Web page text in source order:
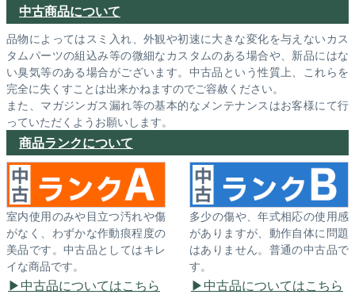
中古商品について
品物によってはスミ入れ、外観や初速に大きな変化を与えないカス
タムパーツの組込み等の微細なカスタムのある場合や、新品にはな
い臭気等のある場合がございます。中古品という性質上、これらを
完全に失くすことは出来かねますのでご容赦ください。
また、マガジンガス漏れ等の基本的なメンテナンスはお客様にて行
っていただくようお願いします。
商品ランクについて
室内使用のみや目立つ汚れや傷
がなく、わずかな作動痕程度の
美品です。中古品としてはキレ
イな商品です。
中古品についてはこちら
多少の傷や、年式相応の使用感
がありますが、動作自体に問題
はありません。普通の中古品で
す。
中古品についてはこちら